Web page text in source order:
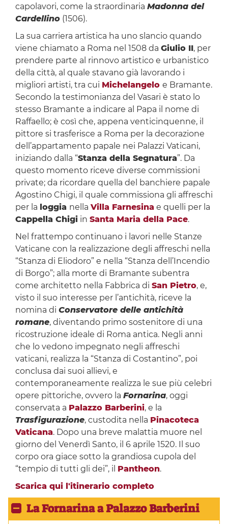
capolavori, come la straordinaria Madonna del
Cardellino (1506).
La sua carriera artistica ha uno slancio quando
viene chiamato a Roma nel 1508 da Giulio II, per
prendere parte al rinnovo artistico e urbanistico
della città, al quale stavano già lavorando i
migliori artisti, tra cui Michelangelo e Bramante.
Secondo la testimonianza del Vasari è stato lo
stesso Bramante a indicare al Papa il nome di
Raffaello; è così che, appena venticinquenne, il
pittore si trasferisce a Roma per la decorazione
dell’appartamento papale nei Palazzi Vaticani,
iniziando dalla “Stanza della Segnatura”. Da
questo momento riceve diverse commissioni
private; da ricordare quella del banchiere papale
Agostino Chigi, il quale commissiona gli affreschi
per la loggia nella Villa Farnesinae quelli per la
Cappella Chigiin Santa Maria della Pace.
Nel frattempo continuano i lavori nelle Stanze
Vaticane con la realizzazione degli affreschi nella
“Stanza di Eliodoro” e nella “Stanza dell’Incendio
di Borgo”; alla morte di Bramante subentra
come architetto nella Fabbrica di San Pietro, e,
visto il suo interesse per l’antichità, riceve la
nomina di Conservatore delle antichità
romane, diventando primo sostenitore di una
ricostruzione ideale di Roma antica. Negli anni
che lo vedono impegnato negli affreschi
vaticani, realizza la “Stanza di Costantino”, poi
conclusa dai suoi allievi, e
contemporaneamente realizza le sue più celebri
opere pittoriche, ovvero la Fornarina, oggi
conservata a Palazzo Barberini, e la
Trasfigurazione, custodita nella Pinacoteca
Vaticana. Dopo una breve malattia muore nel
giorno del Venerdì Santo, il 6 aprile 1520. Il suo
corpo ora giace sotto la grandiosa cupola del
“tempio di tutti gli dei”, il Pantheon.
Scarica qui l'itinerario completo
La Fornarina a Palazzo Barberini